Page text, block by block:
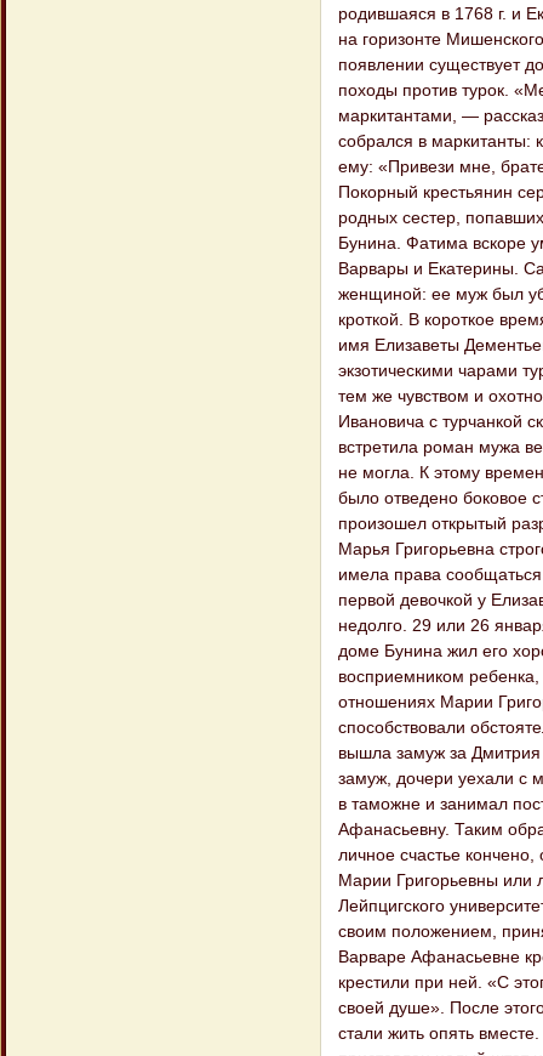
родившаяся в 1768 г. и
на горизонте
появлении существует
походы против турок.
маркитантами, —
собрался в маркитанты:
ему: «Привези мне,
Покорный крестьянин
родных сестер,
Бунина. Фатима вскоре
Варвары и Екатерины.
женщиной: ее муж был
кроткой. В короткое
имя Елизаветы
экзотическими чарами
тем же чувством и
Ивановича с турчанкой
встретила роман мужа
не могла. К этому
было отведено боковое
произошел открытый
Марья Григорьевна
имела права
первой девочкой у
недолго. 29 или 26
доме Бунина жил его
восприемником
отношениях Марии
способствовали
вышла замуж за
замуж, дочери уехали с
в таможне и занимал
Афанасьевну. Таким
личное счастье
Марии Григорьевны или
Лейпцигского
своим положением,
Варваре Афанасьевне
крестили при ней. «С
своей душе». После
стали жить опять